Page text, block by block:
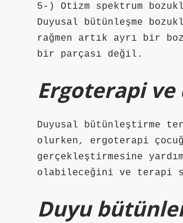
5-) Otizm spektrum
Duyusal bütünleşme
rağmen artık ayrı bir
bir parçası değil.
Ergoterapi ve
Duyusal bütünleştirme
olurken, ergoterapi
gerçekleştirmesine
olabileceğini ve terapi
Duyu